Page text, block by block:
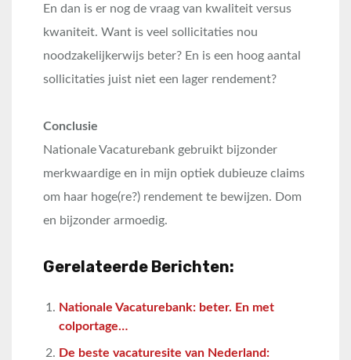
En dan is er nog de vraag van kwaliteit versus
kwaniteit. Want is veel sollicitaties nou
noodzakelijkerwijs beter? En is een hoog aantal
sollicitaties juist niet een lager rendement?
Conclusie
Nationale Vacaturebank gebruikt bijzonder
merkwaardige en in mijn optiek dubieuze claims
om haar hoge(re?) rendement te bewijzen. Dom
en bijzonder armoedig.
Gerelateerde Berichten:
Nationale Vacaturebank: beter. En met
colportage…
De beste vacaturesite van Nederland: